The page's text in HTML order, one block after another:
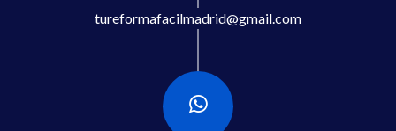
tureformafacilmadrid@gmail.com